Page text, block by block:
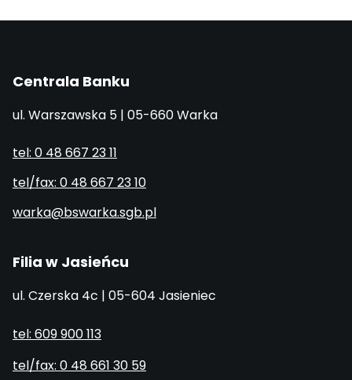
Centrala Banku
ul. Warszawska 5 | 05-660 Warka
tel: 0 48 667 23 11
tel/fax: 0 48 667 23 10
warka@bswarka.sgb.pl
Filia w Jasieńcu
ul. Czerska 4c | 05-604 Jasieniec
tel: 609 900 113
tel/fax: 0 48 661 30 59